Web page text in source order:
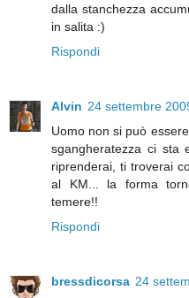
dalla stanchezza
in salita :)
Rispondi
Alvin 24 settembre
Uomo non si può
sgangheratezza ci sta
riprenderai, ti troverai
al KM... la forma
temere!!
Rispondi
bressdicorsa 24